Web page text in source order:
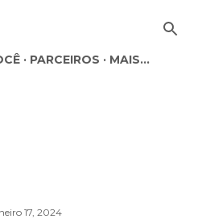
PARCEIROS MAIS…
17, 2024